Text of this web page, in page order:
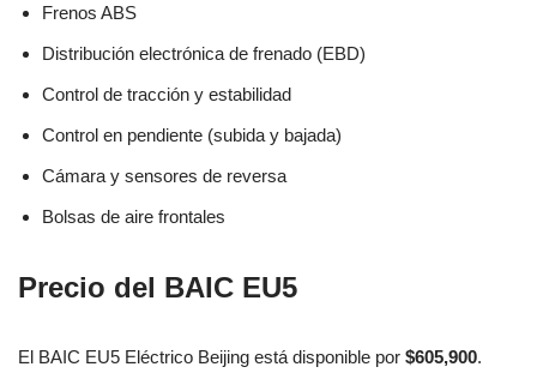
Frenos ABS
Distribución electrónica de frenado (EBD)
Control de tracción y estabilidad
Control en pendiente (subida y bajada)
Cámara y sensores de reversa
Bolsas de aire frontales
Precio del BAIC EU5
El BAIC EU5 Eléctrico Beijing está disponible por $605,900.